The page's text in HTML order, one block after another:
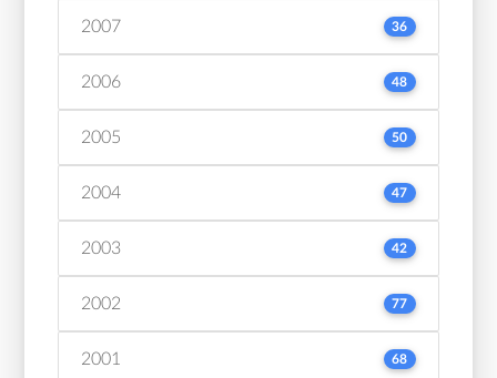
2007 36
2006 48
2005 50
2004 47
2003 42
2002 77
2001 68